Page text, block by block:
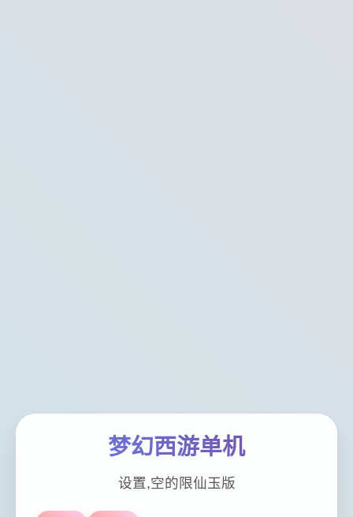
梦幻西游单机
设置,空的限仙玉版